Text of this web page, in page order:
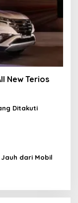
New Terios
Ditakuti
dari Mobil